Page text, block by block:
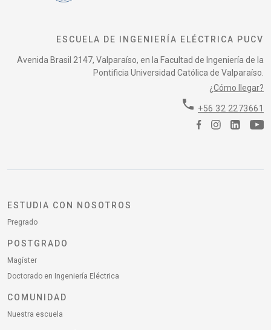
ESCUELA DE INGENIERÍA ELÉCTRICA PUCV
Avenida Brasil 2147, Valparaíso, en la Facultad de Ingeniería de la
Pontificia Universidad Católica de Valparaíso.
¿Cómo llegar?
phone +56 32 2273661
ESTUDIA CON NOSOTROS
Pregrado
POSTGRADO
Magíster
Doctorado en Ingeniería Eléctrica
COMUNIDAD
Nuestra escuela